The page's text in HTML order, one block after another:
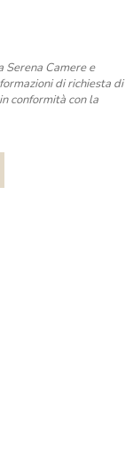
Camere e
di richiesta di
conformità con la